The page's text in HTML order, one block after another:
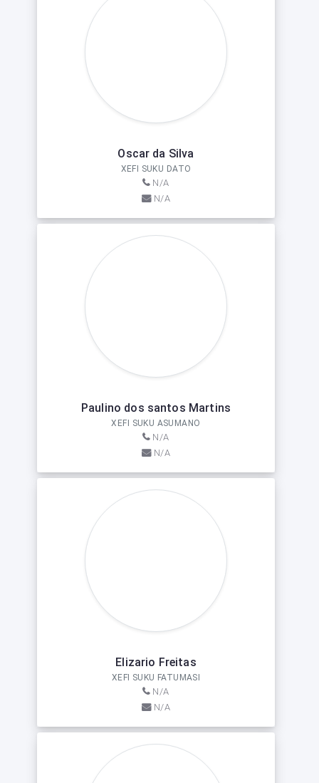
Oscar da Silva
XEFI SUKU DATO
N/A
N/A
Paulino dos santos Martins
XEFI SUKU ASUMANO
N/A
N/A
Elizario Freitas
XEFI SUKU FATUMASI
N/A
N/A